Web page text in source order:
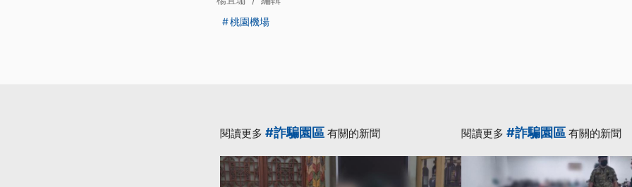
桃園機場
閱讀更多 #詐騙園區 有關的新聞 閱讀更多 #詐騙園區 有關的新聞